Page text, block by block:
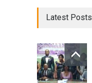
Latest Posts